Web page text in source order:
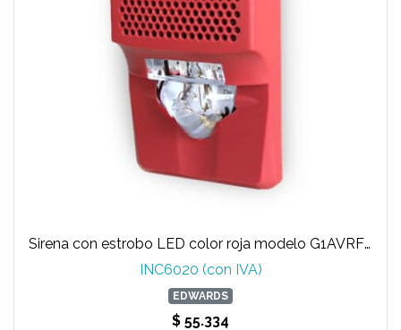
Sirena con estrobo LED color roja modelo G1AVRF-SP marca EDWARDS
INC6020 (con IVA)
EDWARDS
$ 55.334